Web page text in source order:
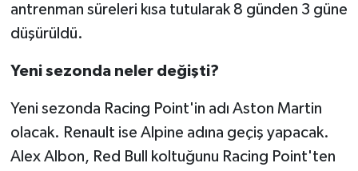
antrenman süreleri kısa tutularak 8 günden 3 güne
düşürüldü.
Yeni sezonda neler değişti?
Yeni sezonda Racing Point'in adı Aston Martin
olacak. Renault ise Alpine adına geçiş yapacak.
Alex Albon, Red Bull koltuğunu Racing Point'ten